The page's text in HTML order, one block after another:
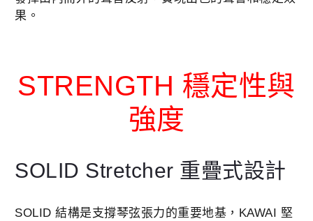
果。
STRENGTH 穩定性與
強度
SOLID Stretcher 重疊式設計
SOLID 結構是支撐琴弦張力的重要地基，KAWAI 堅